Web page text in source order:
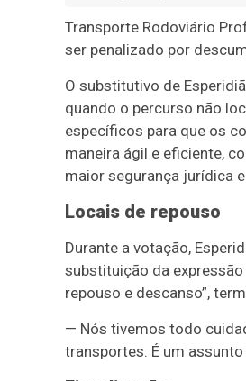
Transporte Rodoviário
ser penalizado por
O substitutivo de
quando o percurso não
específicos para que os
maneira ágil e eficiente,
maior segurança jurídica
Locais de repouso
Durante a votação,
substituição da expressão
repouso e descanso”,
— Nós tivemos todo
transportes. É um